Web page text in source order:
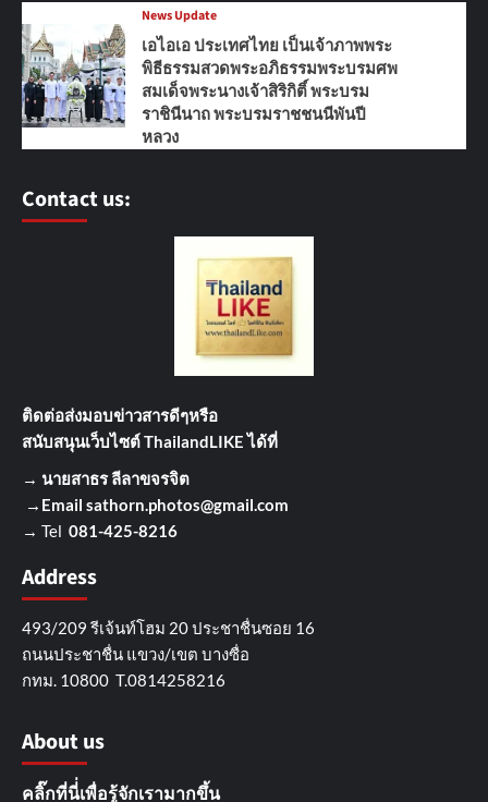
News Update
เอไอเอ ประเทศไทย เป็นเจ้าภาพพระ
พิธีธรรมสวดพระอภิธรรมพระบรมศพ
สมเด็จพระนางเจ้าสิริกิติ์ พระบรม
ราชินีนาถ พระบรมราชชนนีพันปี
หลวง
Contact us:
ติดต่อส่งมอบข่าวสารดีๆหรือ
สนับสนุนเว็บไซต์ ThailandLIKE ได้ที่
→ นายสาธร ลีลาขจรจิต
→Email sathorn.photos@gmail.com
→ Tel 081-425-8216
Address
493/209 รีเจ้นท์โฮม 20 ประชาชื่นซอย 16
ถนนประชาชื่น แขวง/เขต บางซื่อ
กทม. 10800 T.0814258216
About us
คลิ๊กที่นี่่เพื่อรู้จักเรามากขึ้น